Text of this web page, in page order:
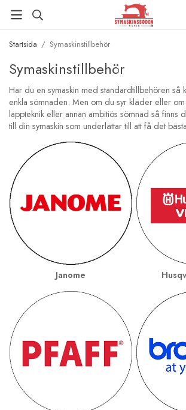
Startsida / Symaskinstillbehör
Symaskinstillbehör
Har du en symaskin med standardtillbehören
enkla sömnaden. Men om du syr kläder eller
lappteknik eller annan ambitiös sömnad så finns
till din symaskin som underlättar till att få det
Janome